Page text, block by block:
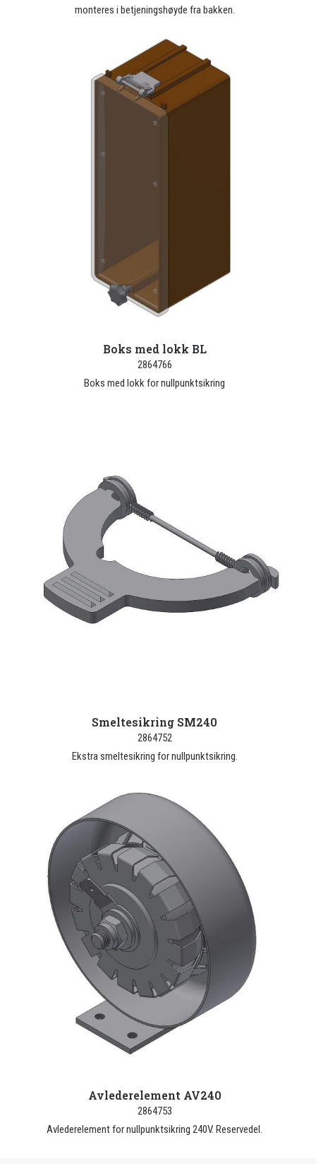
monteres i betjeningshøyde fra bakken.
Boks med lokk BL
2864766
Boks med lokk for nullpunktsikring
Smeltesikring SM240
2864752
Ekstra smeltesikring for nullpunktsikring.
Avlederelement AV240
2864753
Avlederelement for nullpunktsikring 240V. Reservedel.